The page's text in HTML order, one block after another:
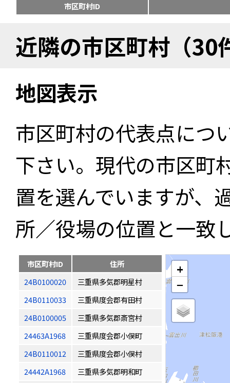
市区町村ID
近隣の市区町村（30
地図表示
市区町村の代表点につ
下さい。現代の市区町
置を選んでいますが、
所／役場の位置と一致
市区町村ID
住所
24B0100020
三重県多気郡明星村
24B0110033
三重県度会郡有田村
24B0100005
三重県多気郡斎宮村
24463A1968
三重県度会郡小俣町
24B0110012
三重県度会郡小俣村
24442A1968
三重県多気郡明和町
+
−